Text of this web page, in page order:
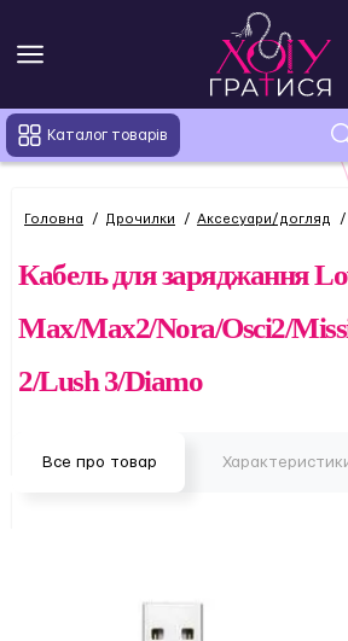
Каталог товарів
Головна Дрочилки Аксесуари/догляд
Кабель для заряджання
Max/Max2/Nora/Osci2/
2/Lush 3/Diamo
Все про товар